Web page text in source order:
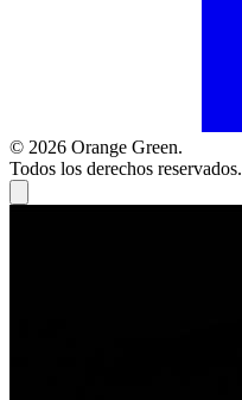
© 2026 Orange Green.
Todos los derechos reservados.